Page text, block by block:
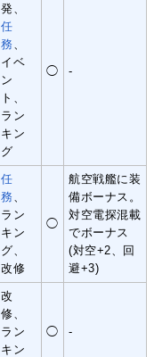
発、
任
務
イベ
ン
ト、
ラン
キン
グ
◯ -
任
務
ラン
キン
グ、
改修
◯
航空戦艦に装
備ボーナス。
対空電探混載
でボーナス
(対空+2、回
避+3)
改
修、
ラン
キン
◯ -